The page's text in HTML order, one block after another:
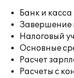
Банк и касса
Завершение
Налоговый
Основные
Расчет
Расчеты с